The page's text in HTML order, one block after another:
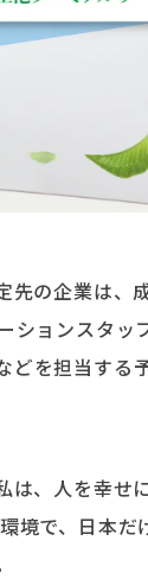
先の企業は、
ションスタ
を担当する予
は、人を幸せ
境で、日本